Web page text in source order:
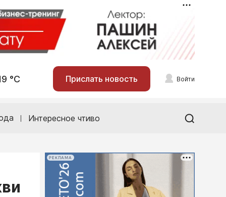
°С Прислать новость Войти
Интересное чтиво
РЕКЛАМА